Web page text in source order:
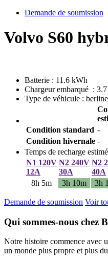
Demande de soumission
Volvo S60
Batterie : 11.6 kWh
Chargeur embarqué :
Type de véhicule :
Condition standard -
Condition hivernale -
Temps de recharge
N1 120V
12A
N2 240V
30A
N2
40A
8h 5m
3h 10m 3h
Demande de soumission Voir
Qui sommes-nous chez
Notre histoire commence avec
un monde plus propre et plus